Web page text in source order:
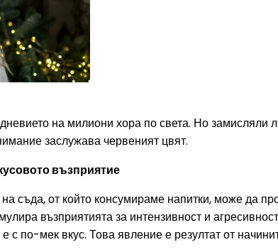
на милиони хора по света. Но замисляли
заслужава червеният цвят.
възприятие
съда, от който консумираме напитки, може да
възприятията за интензивност и
с по-мек вкус. Това явление е резултат от